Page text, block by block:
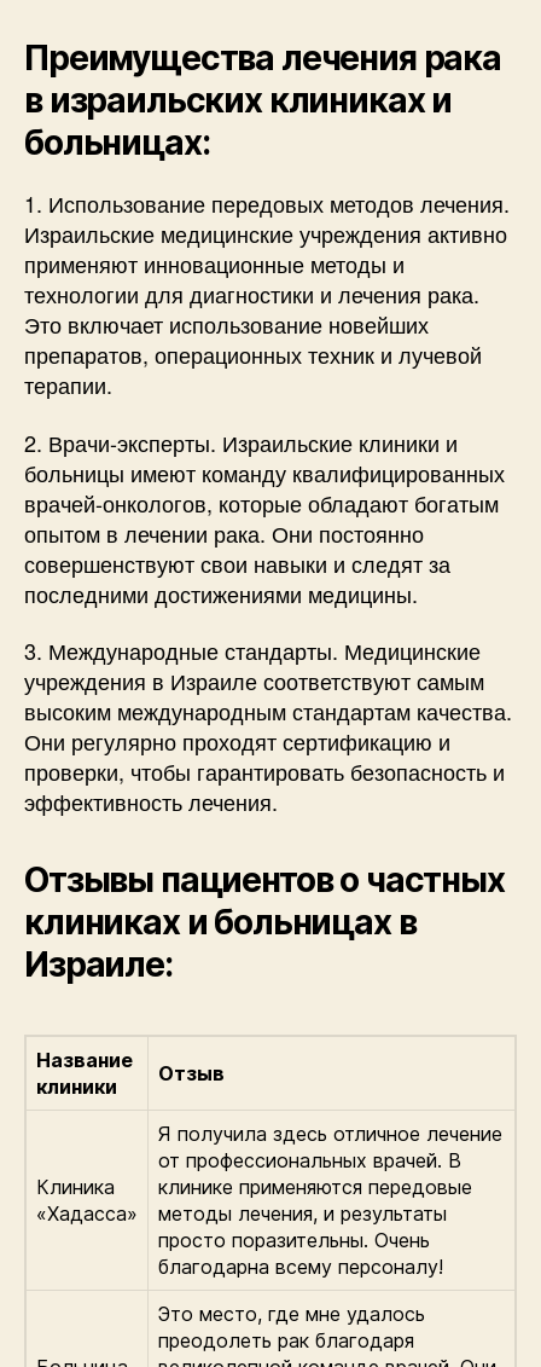
Преимущества лечения рака
в израильских клиниках и
больницах:
1. Использование передовых методов лечения.
Израильские медицинские учреждения активно
применяют инновационные методы и
технологии для диагностики и лечения рака.
Это включает использование новейших
препаратов, операционных техник и лучевой
терапии.
2. Врачи-эксперты. Израильские клиники и
больницы имеют команду квалифицированных
врачей-онкологов, которые обладают богатым
опытом в лечении рака. Они постоянно
совершенствуют свои навыки и следят за
последними достижениями медицины.
3. Международные стандарты. Медицинские
учреждения в Израиле соответствуют самым
высоким международным стандартам качества.
Они регулярно проходят сертификацию и
проверки, чтобы гарантировать безопасность и
эффективность лечения.
Отзывы пациентов о частных
клиниках и больницах в
Израиле:
Название
клиники
Отзыв
Клиника
«Хадасса»
Я получила здесь отличное лечение
от профессиональных врачей. В
клинике применяются передовые
методы лечения, и результаты
просто поразительны. Очень
благодарна всему персоналу!
Это место, где мне удалось
преодолеть рак благодаря